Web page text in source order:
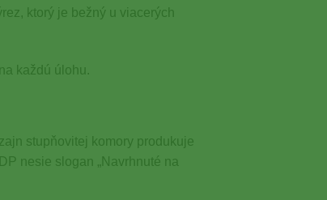
ktorý je bežný u viacerých
každú úlohu.
stupňovitej komory produkuje
nesie slogan „Navrhnuté na